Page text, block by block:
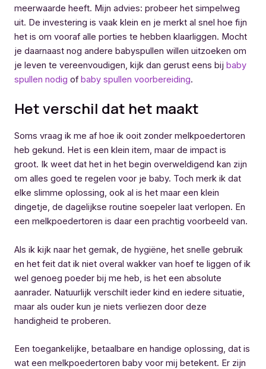
meerwaarde heeft. Mijn advies: probeer het simpelweg
uit. De investering is vaak klein en je merkt al snel hoe fijn
het is om vooraf alle porties te hebben klaarliggen. Mocht
je daarnaast nog andere babyspullen willen uitzoeken om
je leven te vereenvoudigen, kijk dan gerust eens bij baby
spullen nodig of baby spullen voorbereiding.
Het verschil dat het maakt
Soms vraag ik me af hoe ik ooit zonder melkpoedertoren
heb gekund. Het is een klein item, maar de impact is
groot. Ik weet dat het in het begin overweldigend kan zijn
om alles goed te regelen voor je baby. Toch merk ik dat
elke slimme oplossing, ook al is het maar een klein
dingetje, de dagelijkse routine soepeler laat verlopen. En
een melkpoedertoren is daar een prachtig voorbeeld van.
Als ik kijk naar het gemak, de hygiëne, het snelle gebruik
en het feit dat ik niet overal wakker van hoef te liggen of ik
wel genoeg poeder bij me heb, is het een absolute
aanrader. Natuurlijk verschilt ieder kind en iedere situatie,
maar als ouder kun je niets verliezen door deze
handigheid te proberen.
Een toegankelijke, betaalbare en handige oplossing, dat is
wat een melkpoedertoren baby voor mij betekent. Er zijn